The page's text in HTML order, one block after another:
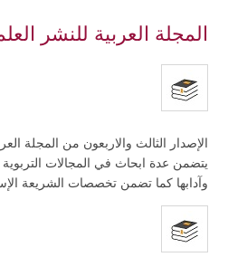
المجلة العربية للنشر
الإصدار الثالث والاربعون من المجلة
يتضمن عدة ابحاث في المجالات التربوية
وآدابها كما تضمن تخصصات الشريعة